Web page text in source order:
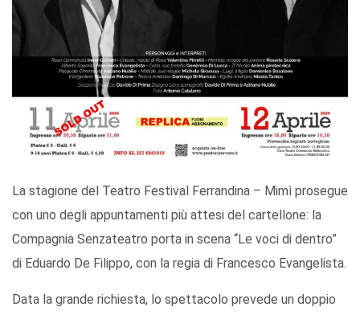
La stagione del Teatro Festival Ferrandina – Mimì prosegue
con uno degli appuntamenti più attesi del cartellone: la
Compagnia Senzateatro porta in scena “Le voci di dentro”
di Eduardo De Filippo, con la regia di Francesco Evangelista.
Data la grande richiesta, lo spettacolo prevede un doppio